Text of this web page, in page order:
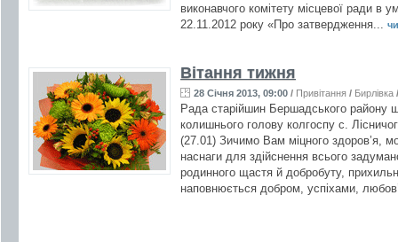
виконавчого комітету місцевої ради в
22.11.2012 року «Про затвердження...
Вітання тижня
28 Січня 2013, 09:00 / Привітання / Бирлівка
Рада старійшин Бершадського району
колишнього голову колгоспу с.
(27.01) Зичимо Вам міцного здоров’я,
наснаги для здійснення всього
родинного щастя й добробуту,
наповнюється добром, успіхами,